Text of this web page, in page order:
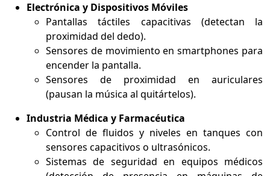
Electrónica y Dispositivos Móviles
Pantallas táctiles capacitivas (detectan la
proximidad del dedo).
Sensores de movimiento en smartphones para
encender la pantalla.
Sensores de proximidad en auriculares
(pausan la música al quitártelos).
Industria Médica y Farmacéutica
Control de fluidos y niveles en tanques con
sensores capacitivos o ultrasónicos.
Sistemas de seguridad en equipos médicos